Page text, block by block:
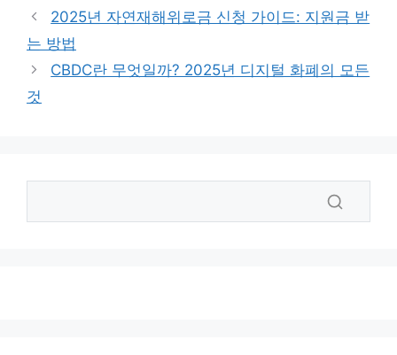
2025년 자연재해위로금 신청 가이드: 지원금 받
는 방법
CBDC란 무엇일까? 2025년 디지털 화폐의 모든
것